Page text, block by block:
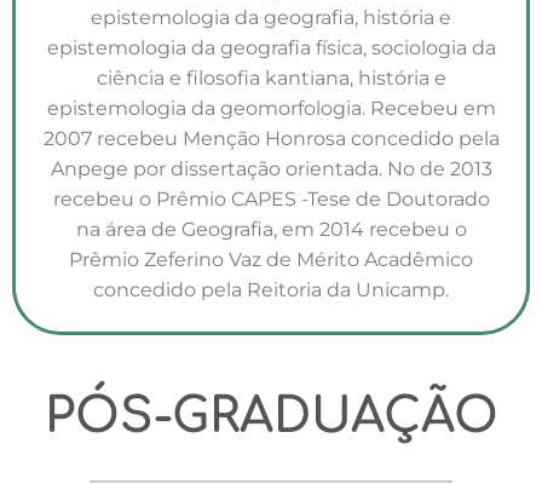
epistemologia da geografia, história e
epistemologia da geografia física, sociologia da
ciência e filosofia kantiana, história e
epistemologia da geomorfologia. Recebeu em
2007 recebeu Menção Honrosa concedido pela
Anpege por dissertação orientada. No de 2013
recebeu o Prêmio CAPES -Tese de Doutorado
na área de Geografia, em 2014 recebeu o
Prêmio Zeferino Vaz de Mérito Acadêmico
concedido pela Reitoria da Unicamp.
PÓS-GRADUAÇÃO